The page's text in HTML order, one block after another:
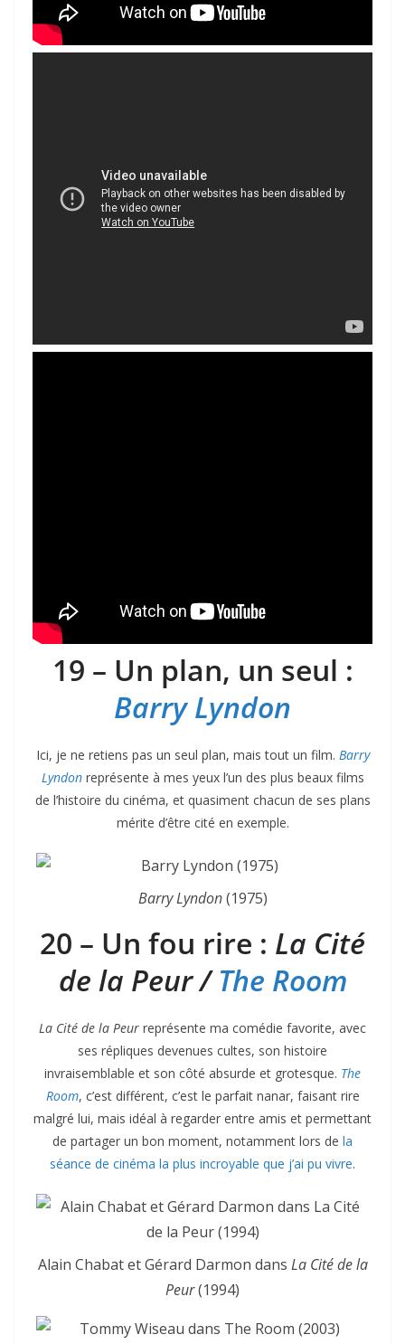
19 – Un plan, un seul :
Barry Lyndon
Ici, je ne retiens pas un seul plan, mais tout un film. Barry
Lyndonreprésente à mes yeux l’un des plus beaux films
de l’histoire du cinéma, et quasiment chacun de ses plans
mérite d’être cité en exemple.
Barry Lyndon(1975)
20 – Un fou rire : La Cité
de la Peur /The Room
La Cité de la Peur représente ma comédie favorite, avec
ses répliques devenues cultes, son histoire
invraisemblable et son côté absurde et grotesque. The
Room, c’est différent, c’est le parfait nanar, faisant rire
malgré lui, mais idéal à regarder entre amis et permettant
de partager un bon moment, notamment lors de la
séance de cinéma la plus incroyable que j’ai pu vivre.
Alain Chabat et Gérard Darmon dans La Cité de la
Peur(1994)